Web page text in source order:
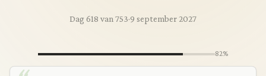
Dag 618 van 753·9 september 2027
82%